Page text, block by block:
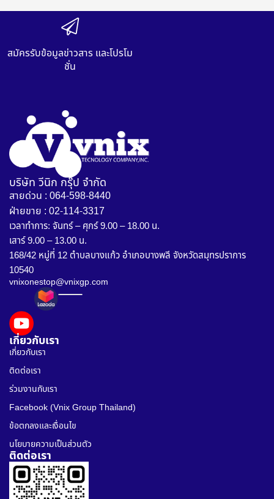
Recorder (V2.00) by
Vnix Group
Video Recorder by Vnix
สมัครรับข้อมูลข่าวสาร และโปรโม
ชั่น
บริษัท วีนิก กรุ๊ป จำกัด
สายด่วน : 064-598-8440
ฝ่ายขาย : 02-114-3317
เวลาทำการ: จันทร์ – ศุกร์ 9.00 – 18.00 น.
เสาร์ 9.00 – 13.00 น.
168/42 หมู่ที่ 12 ตำบลบางแก้ว อำเภอบางพลี จังหวัดสมุทรปราการ
10540
vnixonestop@vnixgp.com
เกี่ยวกับเรา
เกี่ยวกับเรา
ติดต่อเรา
ร่วมงานกับเรา
Facebook (Vnix Group Thailand)
ข้อตกลงและเงื่อนไข
นโยบายความเป็นส่วนตัว
ติดต่อเรา